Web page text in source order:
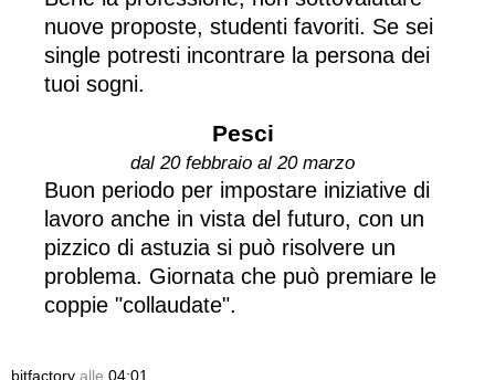
nuove proposte, studenti favoriti. Se sei
single potresti incontrare la persona dei
tuoi sogni.
Pesci
dal 20 febbraio al 20 marzo
Buon periodo per impostare iniziative di
lavoro anche in vista del futuro, con un
pizzico di astuzia si può risolvere un
problema. Giornata che può premiare le
coppie "collaudate".
bitfactory alle 04:01